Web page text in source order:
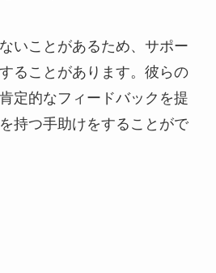
いことがあるため、サポー
ることがあります。彼らの
定的なフィードバックを提
持つ手助けをすることがで